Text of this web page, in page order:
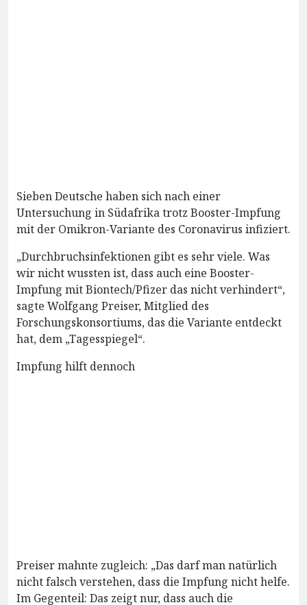
Sieben Deutsche haben sich nach einer
Untersuchung in Südafrika trotz Booster-Impfung
mit der Omikron-Variante des Coronavirus infiziert.
„Durchbruchsinfektionen gibt es sehr viele. Was
wir nicht wussten ist, dass auch eine Booster-
Impfung mit Biontech/Pfizer das nicht verhindert“,
sagte Wolfgang Preiser, Mitglied des
Forschungskonsortiums, das die Variante entdeckt
hat, dem „Tagesspiegel“.
Impfung hilft dennoch
Preiser mahnte zugleich: „Das darf man natürlich
nicht falsch verstehen, dass die Impfung nicht helfe.
Im Gegenteil: Das zeigt nur, dass auch die